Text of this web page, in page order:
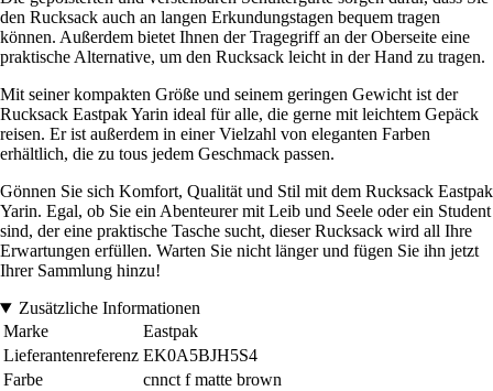
den Rucksack auch an langen Erkundungstagen bequem tragen
können. Außerdem bietet Ihnen der Tragegriff an der Oberseite eine
praktische Alternative, um den Rucksack leicht in der Hand zu tragen.
Mit seiner kompakten Größe und seinem geringen Gewicht ist der
Rucksack Eastpak Yarin ideal für alle, die gerne mit leichtem Gepäck
reisen. Er ist außerdem in einer Vielzahl von eleganten Farben
erhältlich, die zu tous jedem Geschmack passen.
Gönnen Sie sich Komfort, Qualität und Stil mit dem Rucksack Eastpak
Yarin. Egal, ob Sie ein Abenteurer mit Leib und Seele oder ein Student
sind, der eine praktische Tasche sucht, dieser Rucksack wird all Ihre
Erwartungen erfüllen. Warten Sie nicht länger und fügen Sie ihn jetzt
Ihrer Sammlung hinzu!
Zusätzliche Informationen
Marke
Eastpak
Lieferantenreferenz EK0A5BJH5S4
Farbe
cnnct f matte brown